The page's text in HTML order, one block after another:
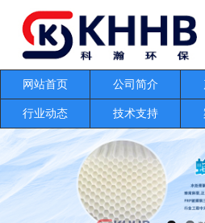
网站首页 公司简介
行业动态 技术支持